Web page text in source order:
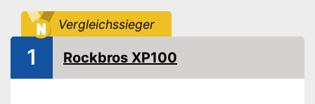
Vergleichssieger
1 Rockbros XP100